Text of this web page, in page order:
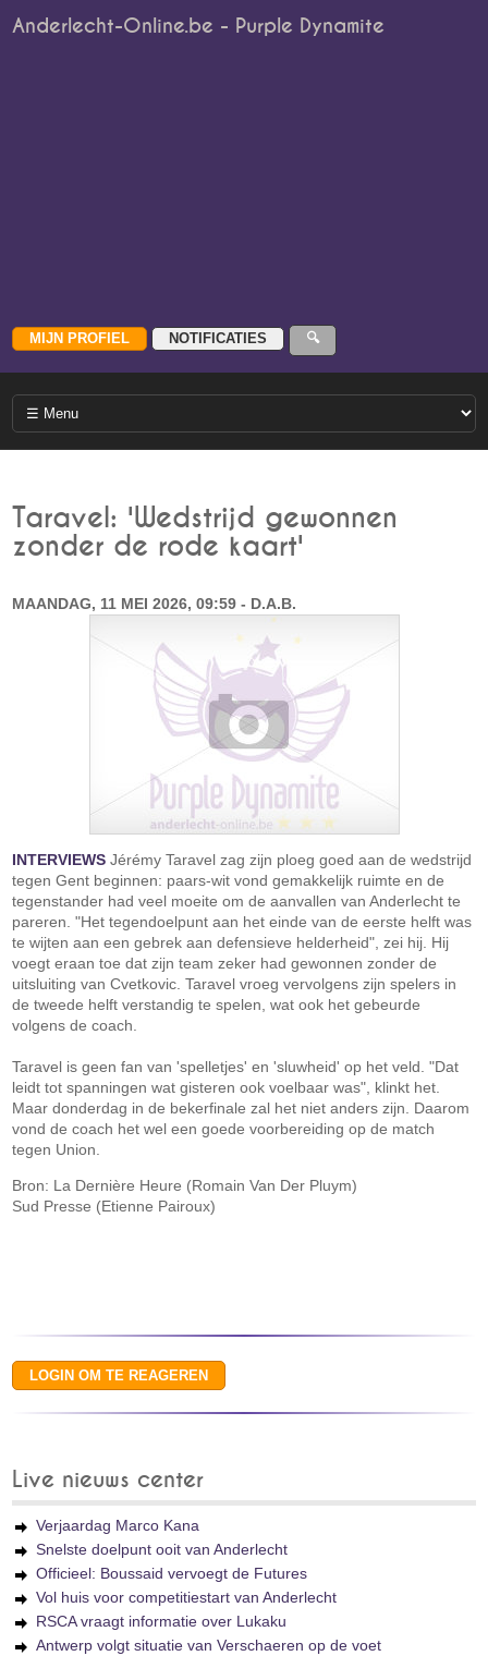
Anderlecht-Online.be - Purple Dynamite
Taravel: 'Wedstrijd gewonnen
zonder de rode kaart'
MAANDAG, 11 MEI 2026, 09:59 - D.A.B.
INTERVIEWS Jérémy Taravel zag zijn ploeg goed aan de wedstrijd
tegen Gent beginnen: paars-wit vond gemakkelijk ruimte en de
tegenstander had veel moeite om de aanvallen van Anderlecht te
pareren. "Het tegendoelpunt aan het einde van de eerste helft was
te wijten aan een gebrek aan defensieve helderheid", zei hij. Hij
voegt eraan toe dat zijn team zeker had gewonnen zonder de
uitsluiting van Cvetkovic. Taravel vroeg vervolgens zijn spelers in
de tweede helft verstandig te spelen, wat ook het gebeurde
volgens de coach.
Taravel is geen fan van 'spelletjes' en 'sluwheid' op het veld. "Dat
leidt tot spanningen wat gisteren ook voelbaar was", klinkt het.
Maar donderdag in de bekerfinale zal het niet anders zijn. Daarom
vond de coach het wel een goede voorbereiding op de match
tegen Union.
Bron: La Dernière Heure (Romain Van Der Pluym)
Sud Presse (Etienne Pairoux)
Live nieuws center
Verjaardag Marco Kana
Snelste doelpunt ooit van Anderlecht
Officieel: Boussaid vervoegt de Futures
Vol huis voor competitiestart van Anderlecht
RSCA vraagt informatie over Lukaku
Antwerp volgt situatie van Verschaeren op de voet